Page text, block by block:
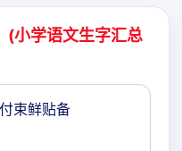
(小学语文生字汇总